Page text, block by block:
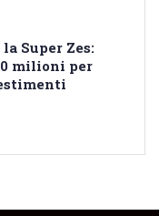
Super Zes:
milioni per